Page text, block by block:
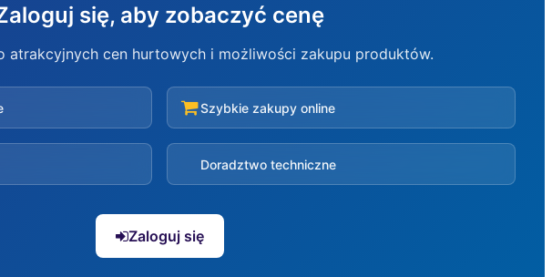
się, aby zobaczyć cenę
atrakcyjnych cen hurtowych i możliwości zakupu produktów.
Szybkie zakupy online
Doradztwo techniczne
Zaloguj się